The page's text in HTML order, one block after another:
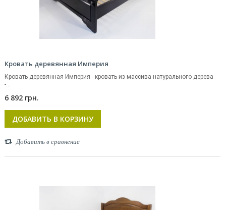
Кровать деревянная Империя
Кровать деревянная Империя - кровать из массива натурального дерева
-...
6 892 грн.
ДОБАВИТЬ В КОРЗИНУ
Добавить в сравнение